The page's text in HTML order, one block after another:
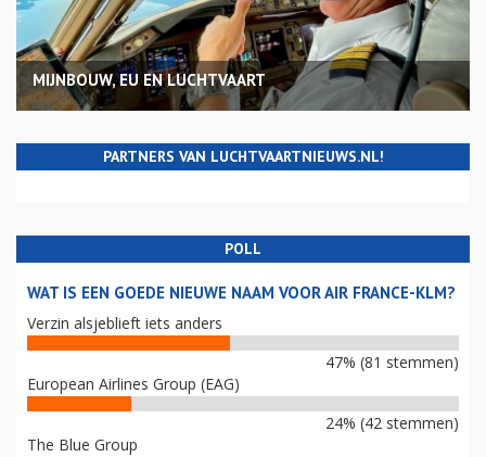
MIJNBOUW, EU EN LUCHTVAART
PARTNERS VAN LUCHTVAARTNIEUWS.NL!
POLL
WAT IS EEN GOEDE NIEUWE NAAM VOOR AIR FRANCE-KLM?
Verzin alsjeblieft iets anders
47% (81 stemmen)
European Airlines Group (EAG)
24% (42 stemmen)
The Blue Group